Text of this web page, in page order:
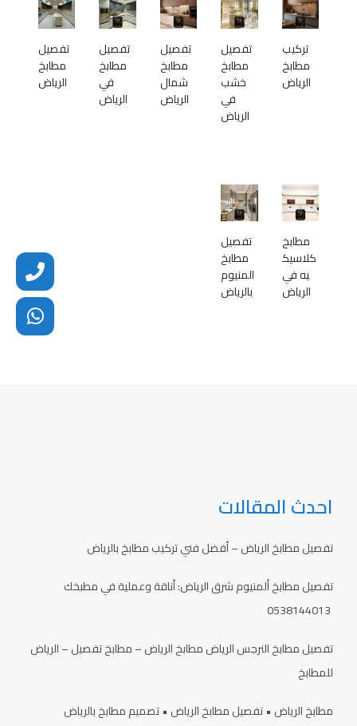
تركيب
مطابخ
الرياض
تفصيل
مطابخ
خشب
في
الرياض
تفصيل
مطابخ
شمال
الرياض
تفصيل
مطابخ
في
الرياض
تفصيل
مطابخ
الرياض
مطابخ
كلاسيك
يه في
الرياض
تفصيل
مطابخ
المنيوم
بالرياض
احدث المقالات
تفصيل مطابخ الرياض – أفضل فني تركيب مطابخ بالرياض
تفصيل مطابخ ألمنيوم شرق الرياض: أناقة وعملية في مطبخك
تفصيل مطابخ النرجس الرياض مطابخ الرياض – مطابخ تفصيل – الرياض
للمطابخ
مطابخ الرياض • تفصيل مطابخ الرياض • تصميم مطابخ بالرياض